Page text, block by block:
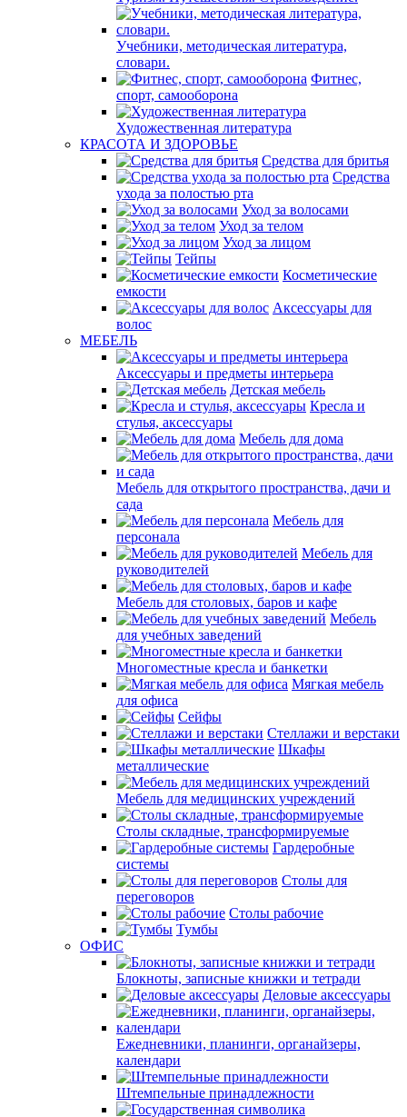
Учебники, методическая литература,
словари.
Фитнес,
спорт, самооборона
Художественная литература
КРАСОТА И ЗДОРОВЬЕ
Средства для бритья
Средства
ухода за полостью рта
Уход за волосами
Уход за телом
Уход за лицом
Тейпы
Косметические
емкости
Аксессуары для
волос
МЕБЕЛЬ
Аксессуары и предметы интерьера
Детская мебель
Кресла и
стулья, аксессуары
Мебель для дома
Мебель для открытого пространства, дачи и
сада
Мебель для
персонала
Мебель для
руководителей
Мебель для столовых, баров и кафе
Мебель
для учебных заведений
Многоместные кресла и банкетки
Мягкая мебель
для офиса
Сейфы
Стеллажи и верстаки
Шкафы
металлические
Мебель для медицинских учреждений
Столы складные, трансформируемые
Гардеробные
системы
Столы для
переговоров
Столы рабочие
Тумбы
ОФИС
Блокноты, записные книжки и тетради
Деловые аксессуары
Ежедневники, планинги, органайзеры,
календари
Штемпельные принадлежности